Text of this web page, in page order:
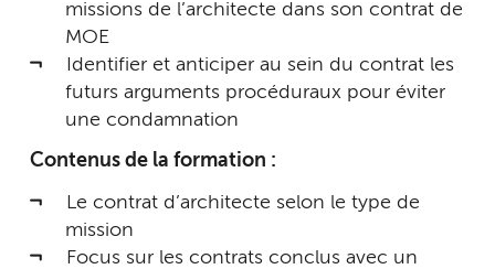
missions de l’architecte dans son contrat de
MOE
Identifier et anticiper au sein du contrat les
futurs arguments procéduraux pour éviter
une condamnation
Contenus de la formation :
Le contrat d’architecte selon le type de
mission
Focus sur les contrats conclus avec un